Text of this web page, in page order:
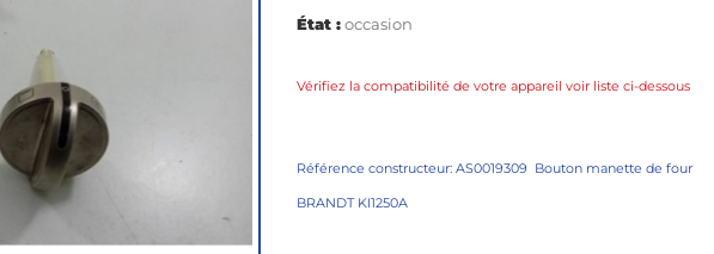
État :occasion
Vérifiez la compatibilité de votre appareil voir liste ci-dessous
Référence constructeur: AS0019309 Bouton manette de four
BRANDT KI1250A